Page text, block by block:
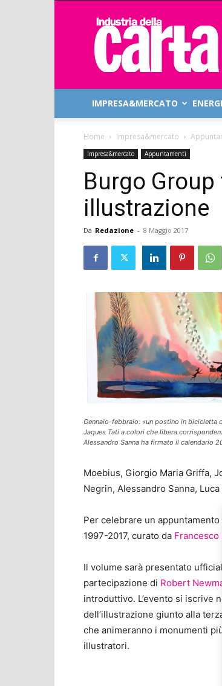
Industria
della
Carta
IMPRESA&MERCATO
Home Impresa&mercato
Impresa&mercato Appuntamenti
Burgo
illustrazione
Da Redazione - 8 Maggio 2017
Gennaio-febbraio: «un postino in bicicletta
Jaques Tati a colori che libera
Alessandro Sanna ha firmato il calendario
Moebius, Giorgio Maria Griffa,
Negrin, Alessandro Sanna,
Per celebrare un
1997-2017, curato da Francesco
Il volume sarà presentato
partecipazione di Robert
introduttivo. L’evento si iscrive
dell’illustrazione giunto alla
che animeranno i monumenti
illustratori.